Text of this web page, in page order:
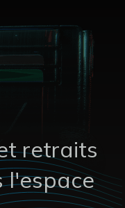
retraits
l'espace